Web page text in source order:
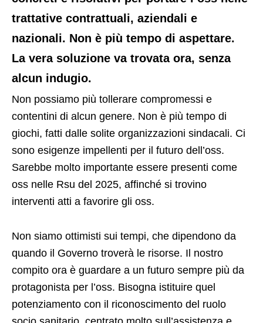
trattative contrattuali, aziendali e
nazionali. Non è più tempo di aspettare.
La vera soluzione va trovata ora, senza
alcun indugio.
Non possiamo più tollerare compromessi e
contentini di alcun genere. Non è più tempo di
giochi, fatti dalle solite organizzazioni sindacali. Ci
sono esigenze impellenti per il futuro dell’oss.
Sarebbe molto importante essere presenti come
oss nelle Rsu del 2025, affinché si trovino
interventi atti a favorire gli oss.
Non siamo ottimisti sui tempi, che dipendono da
quando il Governo troverà le risorse. Il nostro
compito ora è guardare a un futuro sempre più da
protagonista per l’oss. Bisogna istituire quel
potenziamento con il riconoscimento del ruolo